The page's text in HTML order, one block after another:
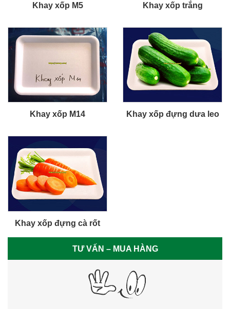
Khay xốp M5 Khay xốp trắng
Khay xốp M14 Khay xốp đựng dưa leo
Khay xốp đựng cà rốt
TƯ VẤN – MUA HÀNG